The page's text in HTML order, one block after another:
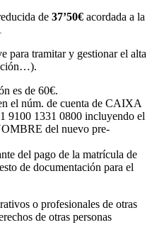
de 37’50€ acordada a la
para tramitar y gestionar el alta
es de 60€.
el núm. de cuenta de CAIXA
9100 1331 0800 incluyendo el
del nuevo pre-
del pago de la matrícula de
de documentación para el
o profesionales de otras
de otras personas